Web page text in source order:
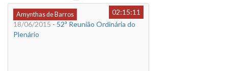
Amynthas de Barros
02:15:11
18/06/2015 - 52ª Reunião Ordinária do
Plenário